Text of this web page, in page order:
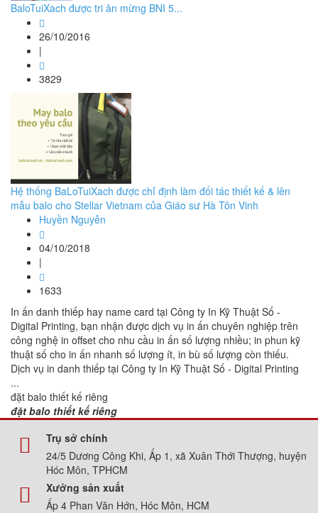
BaloTuiXach được tri ân mừng BNI 5...
26/10/2016
|
3829
Hệ thống BaLoTuiXach được chỉ định làm đối tác thiết kế & lên
mẫu balo cho Stellar Vietnam của Giáo sư Hà Tôn Vinh
Huyền Nguyễn
04/10/2018
|
1633
In ấn danh thiếp hay name card tại Công ty In Kỹ Thuật Số -
Digital Printing, bạn nhận được dịch vụ in ấn chuyên nghiệp trên
công nghệ in offset cho nhu cầu in ấn số lượng nhiều; in phun kỹ
thuật số cho in ấn nhanh số lượng ít, in bù số lượng còn thiếu.
Dịch vụ in danh thiếp tại Công ty In Kỹ Thuật Số - Digital Printing
...
đặt balo thiết kế riêng
đặt balo thiết kế riêng
Trụ sở chính
24/5 Dương Công Khi, Ấp 1, xã Xuân Thới Thượng, huyện
Hóc Môn, TPHCM
Xưởng sản xuất
Ấp 4 Phan Văn Hớn, Hóc Môn, HCM